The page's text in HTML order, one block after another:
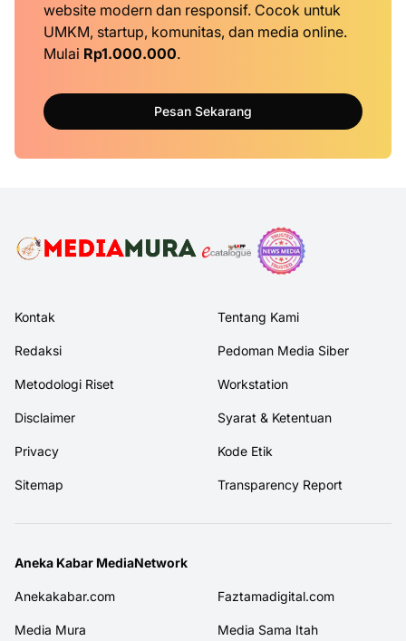
website modern dan responsif. Cocok untuk
UMKM, startup, komunitas, dan media online.
Mulai Rp1.000.000.
Pesan Sekarang
Kontak Tentang Kami
Redaksi Pedoman Media Siber
Metodologi Riset Workstation
Disclaimer Syarat & Ketentuan
Privacy Kode Etik
Sitemap Transparency Report
Aneka Kabar MediaNetwork
Anekakabar.com Faztamadigital.com
Media Mura Media Sama Itah